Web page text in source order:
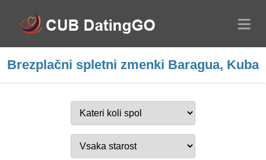
Brezplačni spletni zmenki Baragua, Kuba